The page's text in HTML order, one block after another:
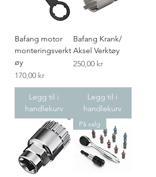
Bafang motor
monteringsverkt
øy
Pris
170,00 kr
Legg til i
handlekurv
Bafang Krank/
Aksel Verktøy
Pris
250,00 kr
Legg til i
handlekurv
På salg